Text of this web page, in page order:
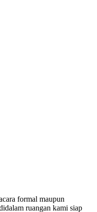
formal maupun
ruangan kami siap